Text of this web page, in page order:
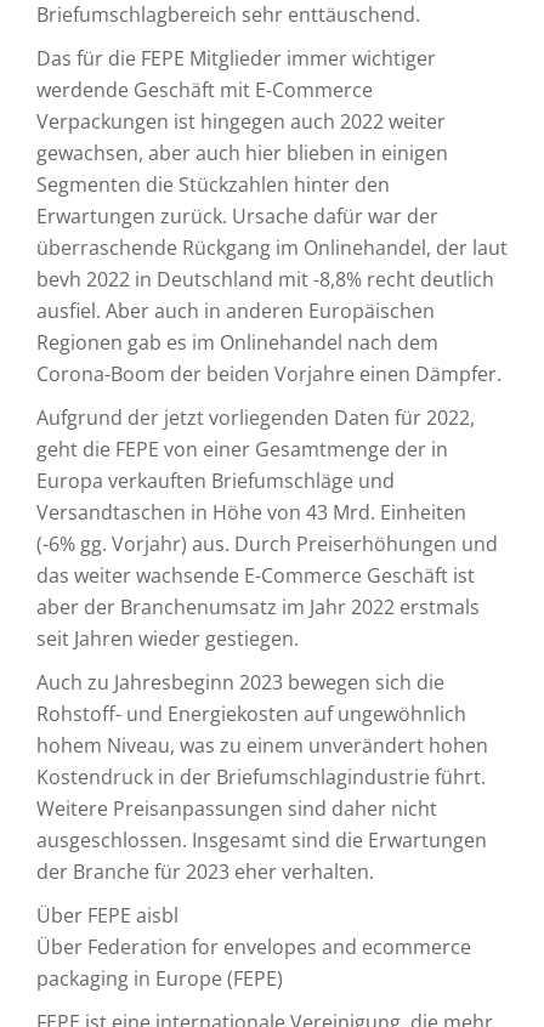
Briefumschlagbereich sehr enttäuschend.
Das für die FEPE Mitglieder immer wichtiger
werdende Geschäft mit E-Commerce
Verpackungen ist hingegen auch 2022 weiter
gewachsen, aber auch hier blieben in einigen
Segmenten die Stückzahlen hinter den
Erwartungen zurück. Ursache dafür war der
überraschende Rückgang im Onlinehandel, der laut
bevh 2022 in Deutschland mit -8,8% recht deutlich
ausfiel. Aber auch in anderen Europäischen
Regionen gab es im Onlinehandel nach dem
Corona-Boom der beiden Vorjahre einen Dämpfer.
Aufgrund der jetzt vorliegenden Daten für 2022,
geht die FEPE von einer Gesamtmenge der in
Europa verkauften Briefumschläge und
Versandtaschen in Höhe von 43 Mrd. Einheiten
(-6% gg. Vorjahr) aus. Durch Preiserhöhungen und
das weiter wachsende E-Commerce Geschäft ist
aber der Branchenumsatz im Jahr 2022 erstmals
seit Jahren wieder gestiegen.
Auch zu Jahresbeginn 2023 bewegen sich die
Rohstoff- und Energiekosten auf ungewöhnlich
hohem Niveau, was zu einem unverändert hohen
Kostendruck in der Briefumschlagindustrie führt.
Weitere Preisanpassungen sind daher nicht
ausgeschlossen. Insgesamt sind die Erwartungen
der Branche für 2023 eher verhalten.
Über FEPE aisbl
Über Federation for envelopes and ecommerce
packaging in Europe (FEPE)